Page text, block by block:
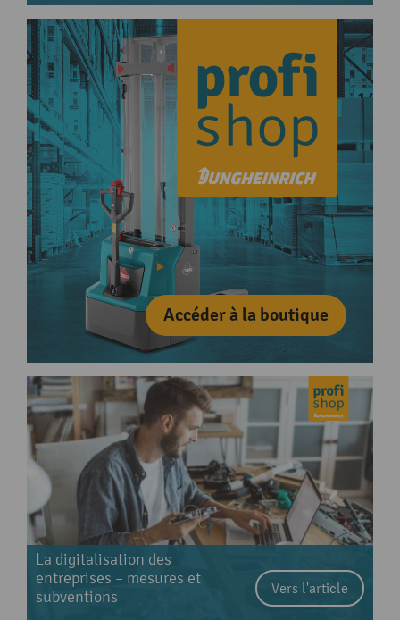
La digitalisation des
entreprises – mesures et
subventions
Vers l'article
Accéder à la boutique